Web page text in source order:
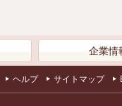
企業情
ヘルプ サイトマップ